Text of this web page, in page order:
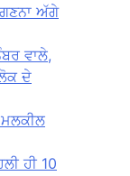
ਅੱਗੇ
ਵਾਲੇ,
ਦੇ
ਹੀ 10